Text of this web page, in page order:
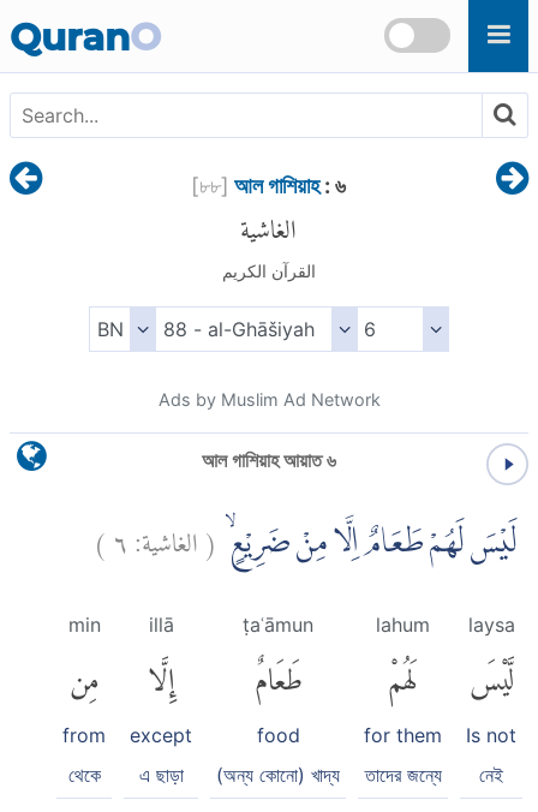
QuranO
[৮৮] আল গাশিয়াহ: ৬
الغاشية
القرآن الكريم
Ads by Muslim Ad Network
আল গাশিয়াহ আয়াত ৬
لَيْسَ لَهُمْ طَعَامٌ اِلَّا مِنْ ضَرِيْعٍۙ (الغاشية:٦)
laysa
لَّيْسَ
Is not
নেই
lahum
لَهُمْ
for them
তাদের জন্যে
ṭaʿāmun
طَعَامٌ
food
(অন্য কোনো) খাদ্য
illā
إِلَّا
except
এ ছাড়া
min
مِن
from
থেকে